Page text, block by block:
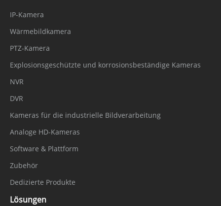
IP-Kamera
Wärmebildkamera
PTZ-Kamera
Explosionsgeschützte und korrosionsbeständige Kameras
NVR
DVR
Kameras für die industrielle Bildverarbeitung
Analoge HD-Kameras
Software & Plattform
Zubehör
Dedizierte Produkte
Lösungen